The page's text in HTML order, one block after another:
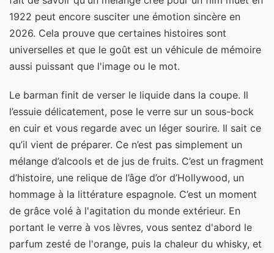
1922 peut encore susciter une émotion sincère en
2026. Cela prouve que certaines histoires sont
universelles et que le goût est un véhicule de mémoire
aussi puissant que l'image ou le mot.
Le barman finit de verser le liquide dans la coupe. Il
l’essuie délicatement, pose le verre sur un sous-bock
en cuir et vous regarde avec un léger sourire. Il sait ce
qu’il vient de préparer. Ce n’est pas simplement un
mélange d’alcools et de jus de fruits. C’est un fragment
d’histoire, une relique de l’âge d’or d’Hollywood, un
hommage à la littérature espagnole. C’est un moment
de grâce volé à l'agitation du monde extérieur. En
portant le verre à vos lèvres, vous sentez d'abord le
parfum zesté de l'orange, puis la chaleur du whisky, et